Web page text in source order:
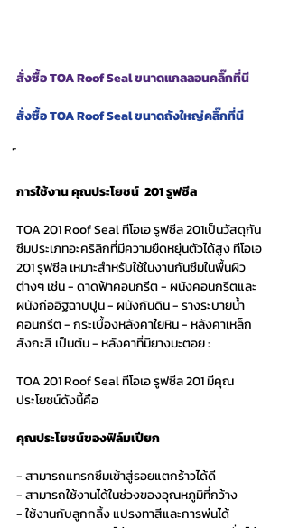
สั่งซื้อ TOA Roof Seal ขนาดแกลลอนคลิ๊กที่นี
สั่งซื้อ TOA Roof Seal ขนาดถังใหญ่คลิ๊กที่นี
การใช้งาน คุณประโยชน์  201 รูฟซีล
TOA 201 Roof Seal ทีโอเอ รูฟซีล 201เป็นวัสดุกัน
ซึมประเภทอะคริลิกที่มีความยืดหยุ่นตัวได้สูง ทีโอเอ
201 รูฟซีล เหมาะสำหรับใช้ในงานกันซึมในพื้นผิว
ต่างๆ เช่น - ดาดฟ้าคอนกรีต - ผนังคอนกรีตและ
ผนังก่ออิฐฉาบปูน - ผนังกันดิน - รางระบายน้ำ
คอนกรีต - กระเบื้องหลังคาใยหิน - หลังคาเหล็ก
สังกะสี เป็นต้น - หลังคาที่มียางมะตอย :
TOA 201 Roof Seal ทีโอเอ รูฟซีล 201 มีคุณ
ประโยชน์ดังนี้คือ
คุณประโยชน์ของฟิล์มเปียก
- สามารถแทรกซึมเข้าสู่รอยแตกร้าวได้ดี
- สามารถใช้งานได้ในช่วงของอุณหภูมิที่กว้าง
- ใช้งานกับลูกกลิ้ง แปรงทาสีและการพ่นได้